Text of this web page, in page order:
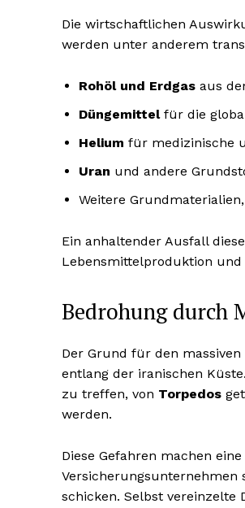
Die wirtschaftlichen
werden unter anderem
Rohöl und Erdgas aus
Düngemittelfür die
Helium für medizinische
Uran und andere
Weitere
Ein anhaltender Ausfall
Lebensmittelproduktion
Bedrohung durch
Der Grund für den
entlang der iranischen
zu treffen, von Torpedos
werden.
Diese Gefahren machen
Versicherungsunternehmen
schicken. Selbst